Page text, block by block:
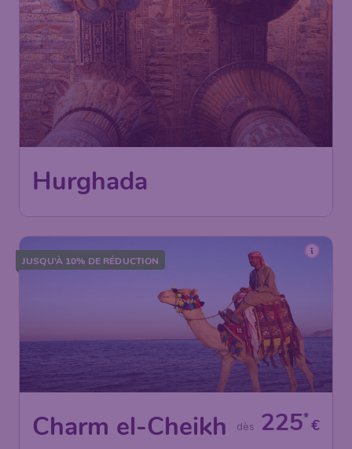
Hurghada
JUSQU’À 10% DE RÉDUCTION
Charm el-Cheikh €
225*
dès